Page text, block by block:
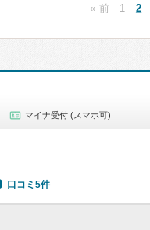
« 前 1 2
マイナ受付 (スマホ可)
口コミ5件